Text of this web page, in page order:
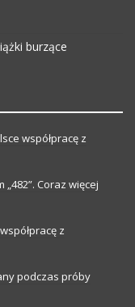
burzące
współpracę z
Coraz więcej
z
podczas próby